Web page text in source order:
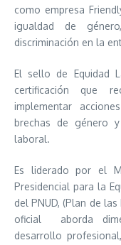
como empresa
igualdad de
discriminación en la
El sello de Equidad
certificación que
implementar
brechas de género
laboral.
Es liderado por el
Presidencial para la
del PNUD, (Plan de
oficial aborda
desarrollo